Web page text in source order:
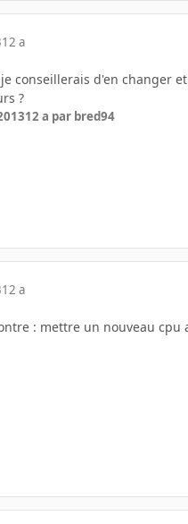
12 a
conseillerais d'en changer
?
12 a par bred94
12 a
: mettre un nouveau cpu